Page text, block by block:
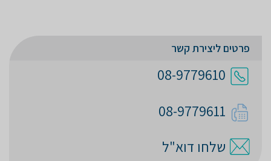
פרטים ליצירת קשר
08-9779610
08-9779611
שלחו דוא"ל